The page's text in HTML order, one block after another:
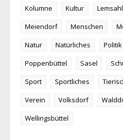
Kolumne
Kultur
Meiendorf
Menschen
Natur
Natürliches Politik
Poppenbüttel
Sasel
Sport
Sportliches
Verein
Volksdorf
Wellingsbüttel